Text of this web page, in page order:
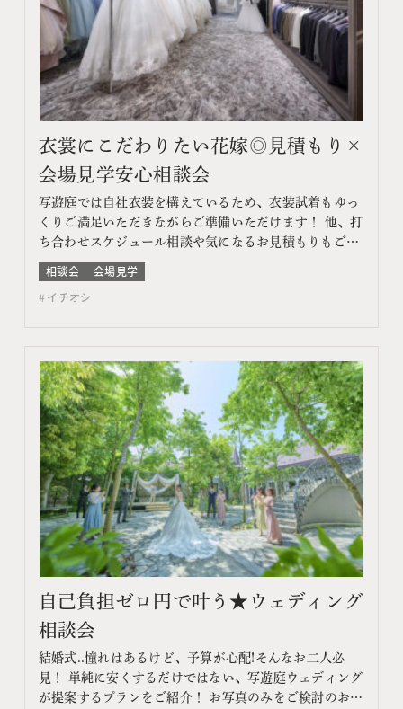
衣裳にこだわりたい花嫁◎見積もり×
会場見学安心相談会
写遊庭では自社衣装を構えているため、衣装試着もゆっ
くりご満足いただきながらご準備いただけます！ 他、打
ち合わせスケジュール相談や気になるお見積もりもご提
案♪ このフェアに含まれるコンテンツ フェア特典 特典
内容 WEBサイトよりフェア予約をしていただき、ご来
館いただいた方限定でエンゲージメントフォトをプレゼ
相談会
会場見学
イチオシ
自己負担ゼロ円で叶う★ウェディング
相談会
結婚式..憧れはあるけど、予算が心配!そんなお二人必
見！ 単純に安くするだけではない、写遊庭ウェディング
が提案するプランをご紹介！ お写真のみをご検討のお客